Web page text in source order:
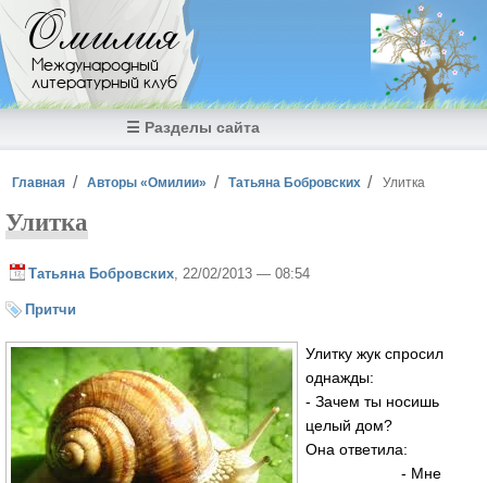
Перейти к основному содержанию
Омилия
Международный
литературный клуб
☰ Разделы сайта
Вы здесь
Главная Авторы «Омилии» Татьяна Бобровских Улитка
Улитка
Татьяна Бобровских , 22/02/2013 — 08:54
Притчи
Улитку жук спросил
однажды:
- Зачем ты носишь
целый дом?
Она ответила:
- Мне